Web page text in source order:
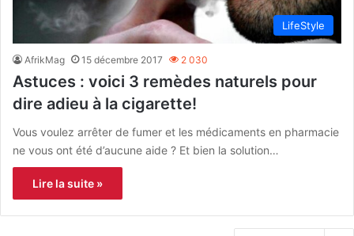
LifeStyle
AfrikMag 15 décembre 2017 2 030
Astuces : voici 3 remèdes naturels pour
dire adieu à la cigarette!
Vous voulez arrêter de fumer et les médicaments en pharmacie
ne vous ont été d’aucune aide ? Et bien la solution…
Lire la suite »